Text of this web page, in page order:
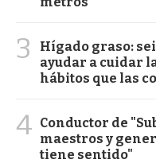
3
Hígado graso:
ayudar a cuidar
hábitos que las
4 Conductor de
maestros y
tiene sentido"